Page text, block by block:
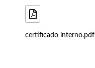
certificado interno.pdf